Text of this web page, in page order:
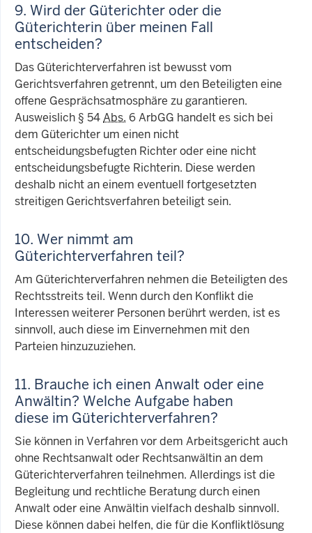
9. Wird der Güterichter oder die
Güterichterin über meinen Fall
entscheiden?
Das Güterichterverfahren ist bewusst vom
Gerichtsverfahren getrennt, um den Beteiligten eine
offene Gesprächsatmosphäre zu garantieren.
Ausweislich § 54Abs. 6 ArbGG handelt es sich bei
dem Güterichter um einen nicht
entscheidungsbefugten Richter oder eine nicht
entscheidungsbefugte Richterin. Diese werden
deshalb nicht an einem eventuell fortgesetzten
streitigen Gerichtsverfahren beteiligt sein.
10. Wer nimmt am
Güterichterverfahren teil?
Am Güterichterverfahren nehmen die Beteiligten des
Rechtsstreits teil. Wenn durch den Konflikt die
Interessen weiterer Personen berührt werden, ist es
sinnvoll, auch diese im Einvernehmen mit den
Parteien hinzuzuziehen.
11. Brauche ich einen Anwalt oder eine
Anwältin? Welche Aufgabe haben
diese im Güterichterverfahren?
Sie können in Verfahren vor dem Arbeitsgericht auch
ohne Rechtsanwalt oder Rechtsanwältin an dem
Güterichterverfahren teilnehmen. Allerdings ist die
Begleitung und rechtliche Beratung durch einen
Anwalt oder eine Anwältin vielfach deshalb sinnvoll.
Diese können dabei helfen, die für die Konfliktlösung